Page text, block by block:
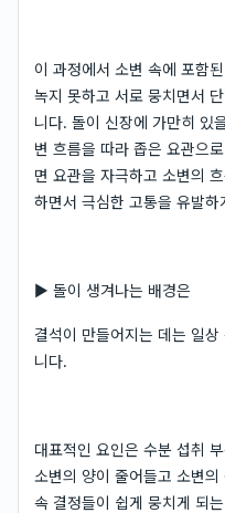
이 과정에서 소변 속에 포함
녹지 못하고 서로 뭉치면서
니다. 돌이 신장에 가만히 있
변 흐름을 따라 좁은 요관으
면 요관을 자극하고 소변의
하면서 극심한 고통을 유발하
▶ 돌이 생겨나는 배경은
결석이 만들어지는 데는 일
니다.
대표적인 요인은 수분 섭취
소변의 양이 줄어들고 소변
속 결정들이 쉽게 뭉치게 되